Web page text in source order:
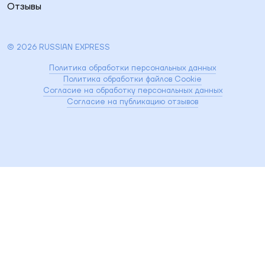
Отзывы
© 2026 RUSSIAN EXPRESS
Политика обработки персональных данных
Политика обработки файлов Cookie
Согласие на обработку персональных данных
Согласие на публикацию отзывов